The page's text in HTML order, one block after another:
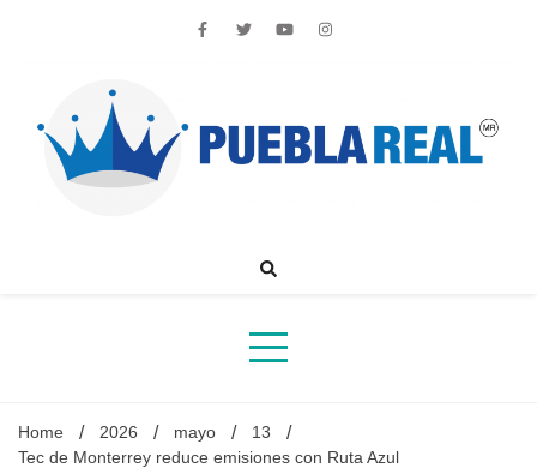
Noticias de actualidad de Puebla, México y el mundo
Home 2026 mayo
13
Tec de Monterrey reduce emisiones con Ruta Azul